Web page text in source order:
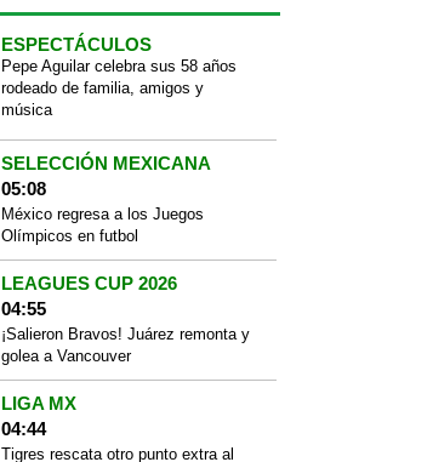
ESPECTÁCULOS
Pepe Aguilar celebra sus 58 años
rodeado de familia, amigos y
música
SELECCIÓN MEXICANA
05:08
México regresa a los Juegos
Olímpicos en futbol
LEAGUES CUP 2026
04:55
¡Salieron Bravos! Juárez remonta y
golea a Vancouver
LIGA MX
04:44
Tigres rescata otro punto extra al